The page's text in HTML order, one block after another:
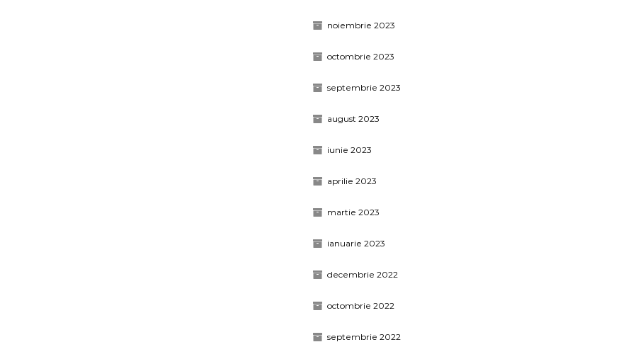
noiembrie 2023
octombrie 2023
septembrie 2023
august 2023
iunie 2023
aprilie 2023
martie 2023
ianuarie 2023
decembrie 2022
octombrie 2022
septembrie 2022